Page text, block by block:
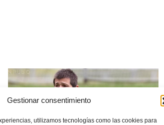
Gestionar consentimiento
utilizamos tecnologías como las cookies para